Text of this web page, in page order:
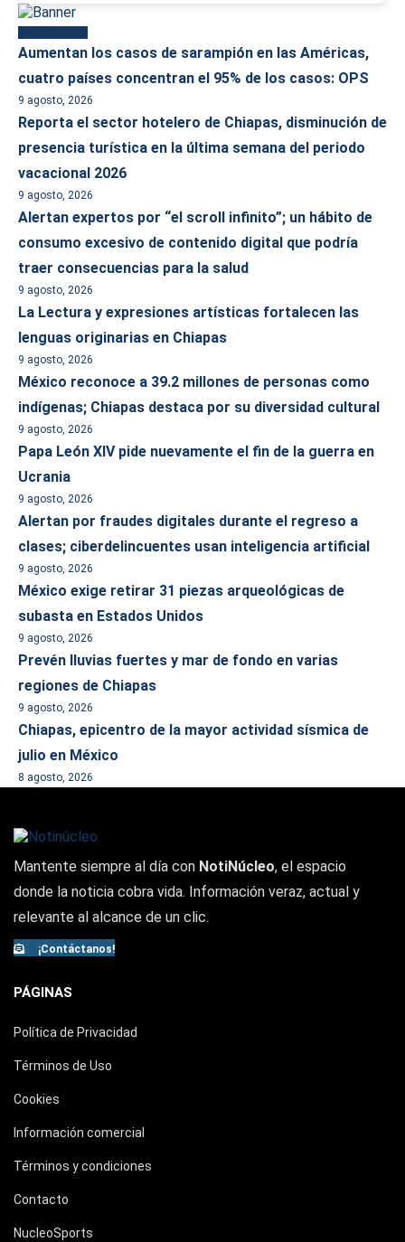
Aumentan los casos de sarampión en las Américas,
cuatro países concentran el 95% de los casos: OPS
9 agosto, 2026
Reporta el sector hotelero de Chiapas, disminución de
presencia turística en la última semana del periodo
vacacional 2026
9 agosto, 2026
Alertan expertos por “el scroll infinito”; un hábito de
consumo excesivo de contenido digital que podría
traer consecuencias para la salud
9 agosto, 2026
La Lectura y expresiones artísticas fortalecen las
lenguas originarias en Chiapas
9 agosto, 2026
México reconoce a 39.2 millones de personas como
indígenas; Chiapas destaca por su diversidad cultural
9 agosto, 2026
Papa León XIV pide nuevamente el fin de la guerra en
Ucrania
9 agosto, 2026
Alertan por fraudes digitales durante el regreso a
clases; ciberdelincuentes usan inteligencia artificial
9 agosto, 2026
México exige retirar 31 piezas arqueológicas de
subasta en Estados Unidos
9 agosto, 2026
Prevén lluvias fuertes y mar de fondo en varias
regiones de Chiapas
9 agosto, 2026
Chiapas, epicentro de la mayor actividad sísmica de
julio en México
8 agosto, 2026
Mantente siempre al día con NotiNúcleo, el espacio
donde la noticia cobra vida. Información veraz, actual y
relevante al alcance de un clic.
¡Contáctanos!
PÁGINAS
Política de Privacidad
Términos de Uso
Cookies
Información comercial
Términos y condiciones
Contacto
NucleoSports